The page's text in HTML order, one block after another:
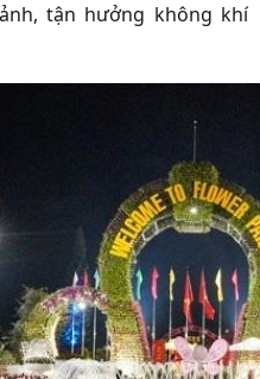
tận hưởng không khí